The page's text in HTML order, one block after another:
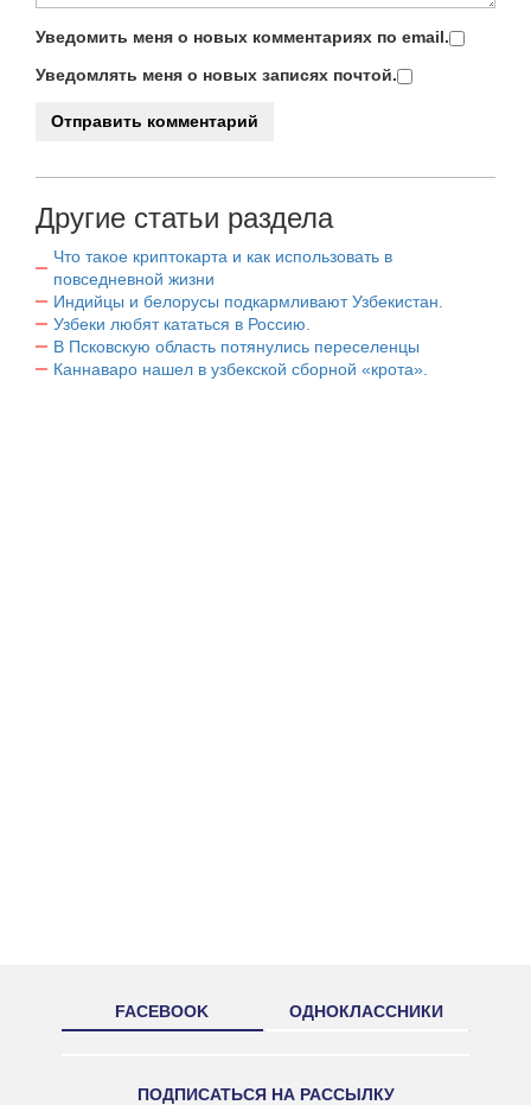
Уведомить меня о новых комментариях по email.
Уведомлять меня о новых записях почтой.
Другие статьи раздела
Что такое криптокарта и как использовать в
повседневной жизни
Индийцы и белорусы подкармливают Узбекистан.
Узбеки любят кататься в Россию.
В Псковскую область потянулись переселенцы
Каннаваро нашел в узбекской сборной «крота».
FACEBOOK ОДНОКЛАССНИКИ
ПОДПИСАТЬСЯ НА РАССЫЛКУ